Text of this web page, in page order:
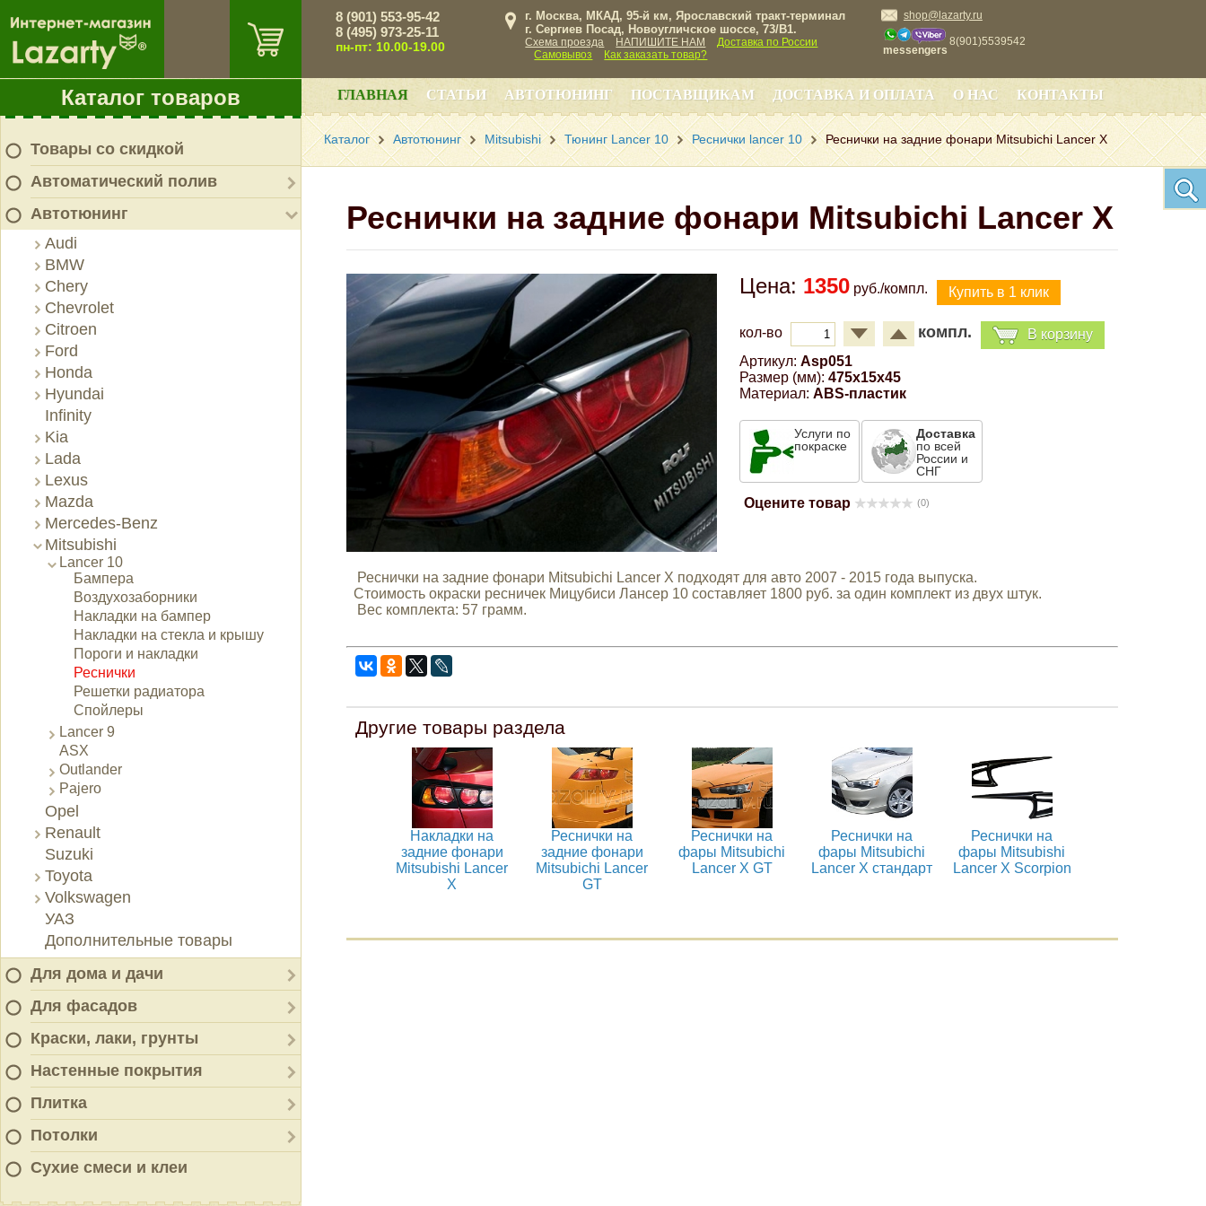
Каталог товаров
Товары со скидкой
Автоматический полив
Автотюнинг
Audi
BMW
Chery
Chevrolet
Citroen
Ford
Honda
Hyundai
Infinity
Kia
Lada
Lexus
Mazda
Mercedes-Benz
Mitsubishi
Lancer 10
Бампера
Воздухозаборники
Накладки на бампер
Накладки на стекла и крышу
Пороги и накладки
Реснички
Решетки радиатора
Спойлеры
Lancer 9
ASX
Outlander
Pajero
Opel
Renault
Suzuki
Toyota
Volkswagen
УАЗ
Дополнительные товары
Для дома и дачи
Для фасадов
Краски, лаки, грунты
Настенные покрытия
Плитка
Потолки
Сухие смеси и клеи
8 (901) 553-95-42
8 (495) 973-25-11
пн-пт: 10.00-19.00
г. Москва, МКАД, 95-й км, Ярославский тракт-терминал
г. Сергиев Посад, Новоугличское шоссе, 73/B1.
Схема проезда НАПИШИТЕ НАМ
Доставка по России
Самовывоз
Как заказать товар?
shop@lazarty.ru
messengers
8(901)5539542
ГЛАВНАЯ СТАТЬИ АВТОТЮНИНГ ПОСТАВЩИКАМ ДОСТАВКА И ОПЛАТА О НАС КОНТАКТЫ
Каталог Автотюнинг Mitsubishi Тюнинг Lancer 10 Реснички lancer 10 Реснички на задние фонари Mitsubichi Lancer X
Реснички на задние фонари Mitsubichi Lancer X
Цена: 1350 руб./компл.
кол-во компл.
В корзину
Артикул: Asp051
Размер (мм): 475x15x45
Материал: ABS-пластик
Услуги по
покраске
Доставка
по всей
России и
СНГ
Оцените товар (0)
Реснички на задние фонари Mitsubichi Lancer X подходят для авто 2007 - 2015 года выпуска.
Стоимость окраски ресничек Мицубиси Лансер 10 составляет 1800 руб. за один комплект из двух штук.
Вес комплекта: 57 грамм.
Другие товары раздела
Накладки на
задние фонари
Mitsubishi Lancer
X
Реснички на
задние фонари
Mitsubichi Lancer
GT
Реснички на
фары Mitsubichi
Lancer X GT
Реснички на
фары Mitsubichi
Lancer X стандарт
Реснички на
фары Mitsubishi
Lancer X Scorpion